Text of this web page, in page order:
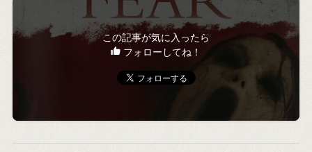
この記事が気に入ったら
フォローしてね！